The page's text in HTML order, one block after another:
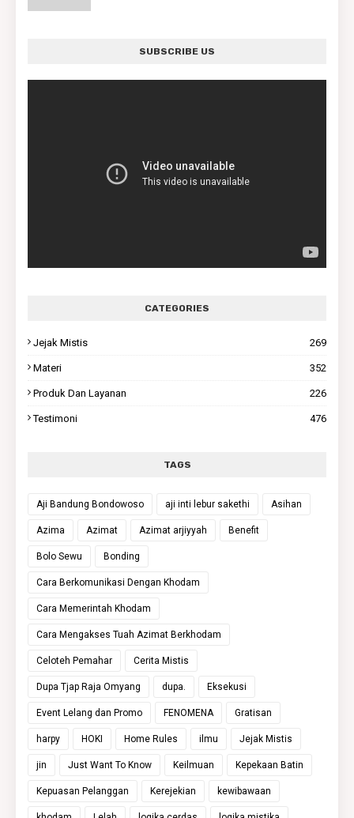
SUBSCRIBE US
CATEGORIES
Jejak Mistis 269
Materi 352
Produk Dan Layanan 226
Testimoni 476
TAGS
Aji Bandung Bondowoso aji inti lebur sakethi Asihan
Azima Azimat Azimat arjiyyah Benefit
Bolo Sewu Bonding
Cara Berkomunikasi Dengan Khodam
Cara Memerintah Khodam
Cara Mengakses Tuah Azimat Berkhodam
Celoteh Pemahar Cerita Mistis
Dupa Tjap Raja Omyang dupa. Eksekusi
Event Lelang dan Promo FENOMENA Gratisan
harpy HOKI Home Rules ilmu Jejak Mistis
jin Just Want To Know Keilmuan Kepekaan Batin
Kepuasan Pelanggan Kerejekian kewibawaan